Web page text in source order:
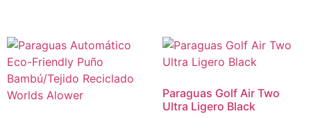
Paraguas Golf Air Two
Ultra Ligero Black